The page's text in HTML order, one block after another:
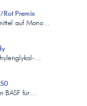
Rot Premix
auf Mono…
…
BASF für…